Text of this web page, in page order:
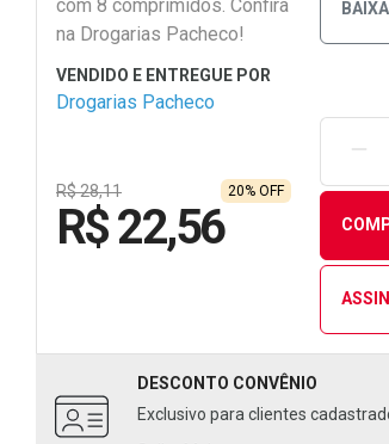
com 8 comprimidos. Confira
na Drogarias Pacheco!
Drogarias Pacheco
R$ 28,11 20% OFF
R$ 22,56
DESCONTO CONVÊNIO
Exclusivo para clientes